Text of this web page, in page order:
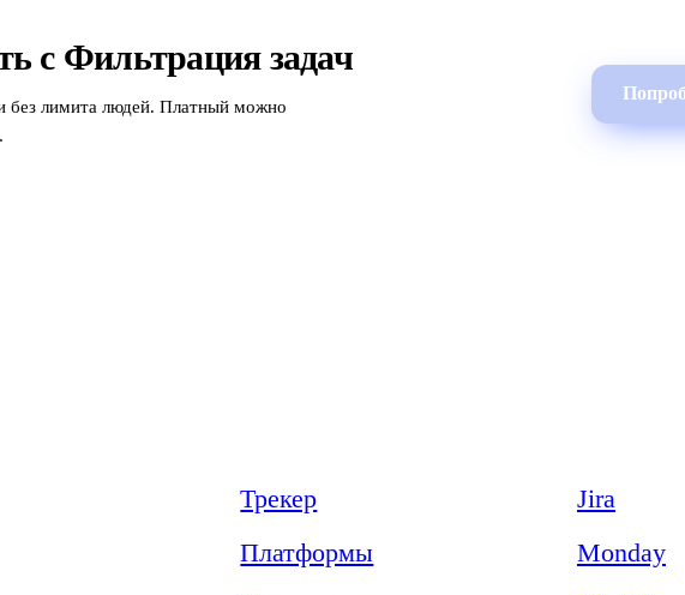
с Фильтрация задач
без лимита людей. Платный можно
Трекер
Платформы
Jira
Monday